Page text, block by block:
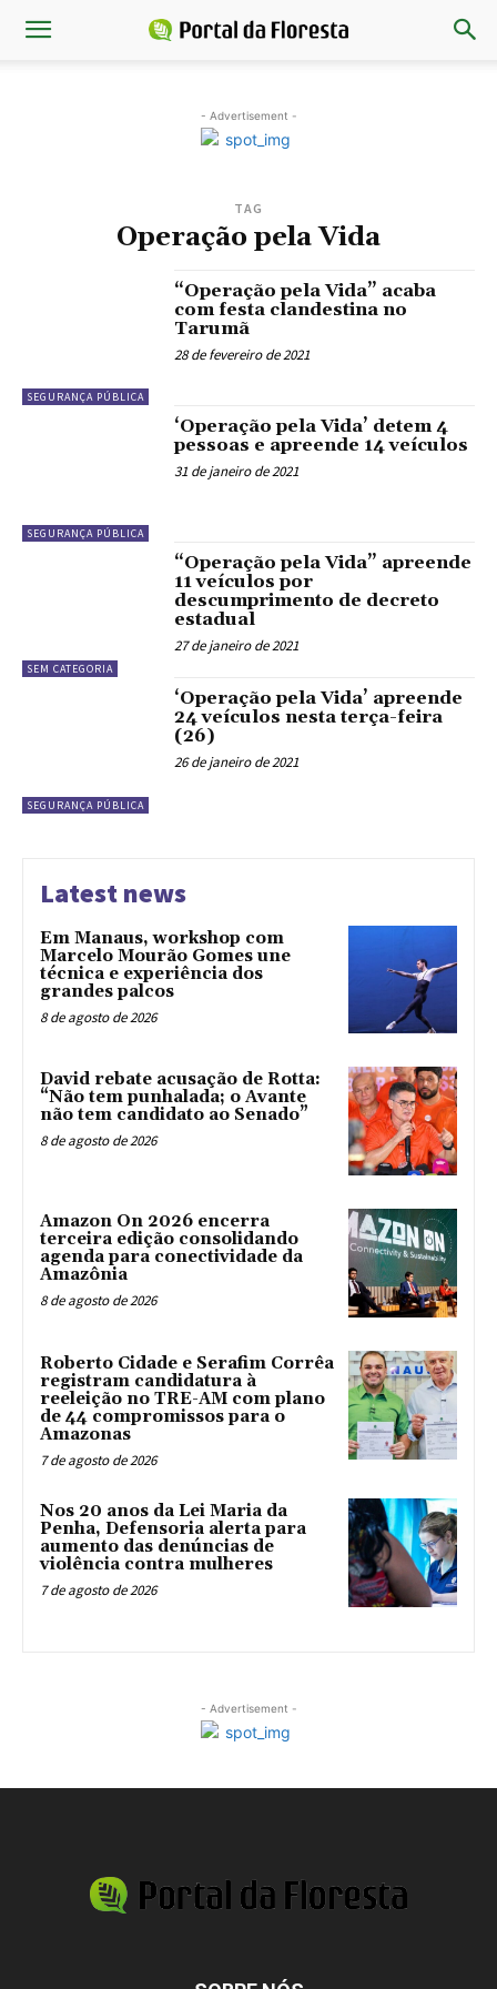
- Advertisement -
TAG
Operação pela Vida
SEGURANÇA PÚBLICA
“Operação pela Vida” acaba
com festa clandestina no
Tarumã
28 de fevereiro de 2021
SEGURANÇA PÚBLICA
‘Operação pela Vida’ detem 4
pessoas e apreende 14 veículos
31 de janeiro de 2021
SEM CATEGORIA
“Operação pela Vida” apreende
11 veículos por
descumprimento de decreto
estadual
27 de janeiro de 2021
SEGURANÇA PÚBLICA
‘Operação pela Vida’ apreende
24 veículos nesta terça-feira
(26)
26 de janeiro de 2021
Latest news
Em Manaus, workshop com
Marcelo Mourão Gomes une
técnica e experiência dos
grandes palcos
8 de agosto de 2026
David rebate acusação de Rotta:
“Não tem punhalada; o Avante
não tem candidato ao Senado”
8 de agosto de 2026
Amazon On 2026 encerra
terceira edição consolidando
agenda para conectividade da
Amazônia
8 de agosto de 2026
Roberto Cidade e Serafim Corrêa
registram candidatura à
reeleição no TRE-AM com plano
de 44 compromissos para o
Amazonas
7 de agosto de 2026
Nos 20 anos da Lei Maria da
Penha, Defensoria alerta para
aumento das denúncias de
violência contra mulheres
7 de agosto de 2026
- Advertisement -